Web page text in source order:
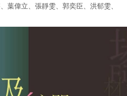
葉偉立、張靜雯、郭奕臣、洪郁雯、